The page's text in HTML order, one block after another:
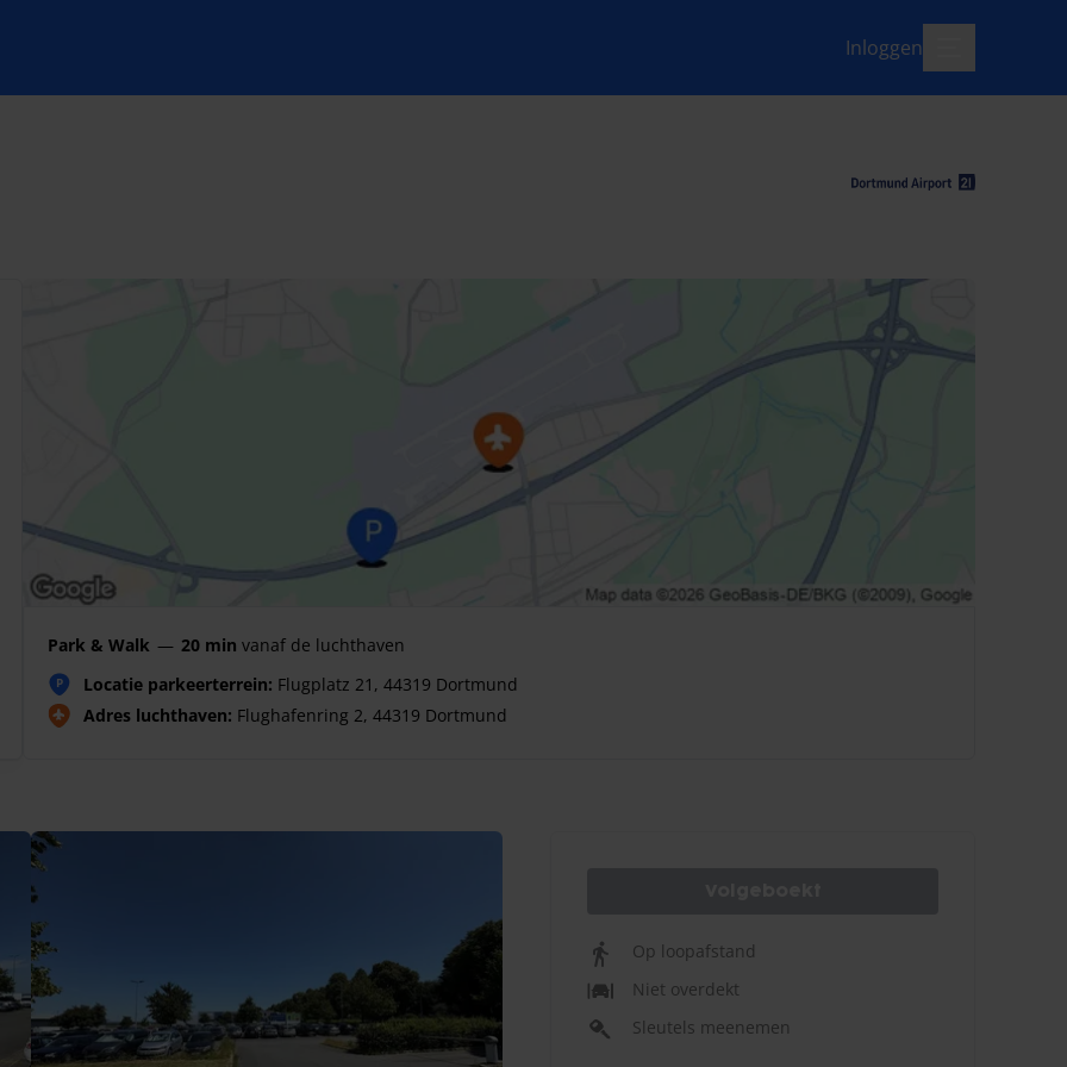
Inloggen
Park & Walk — 20 min vanaf de luchthaven
P Locatie parkeerterrein: Flugplatz 21, 44319 Dortmund
Adres luchthaven: Flughafenring 2, 44319 Dortmund
Op loopafstand
Niet overdekt
Sleutels meenemen